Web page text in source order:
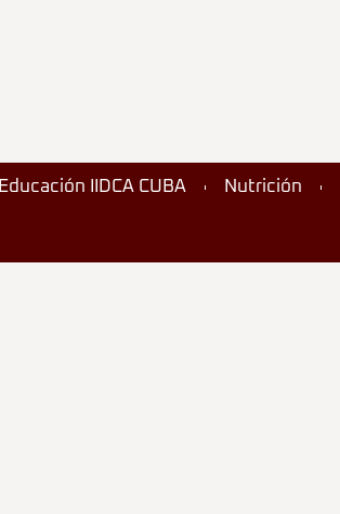
Educación IIDCA CUBA Nutrición